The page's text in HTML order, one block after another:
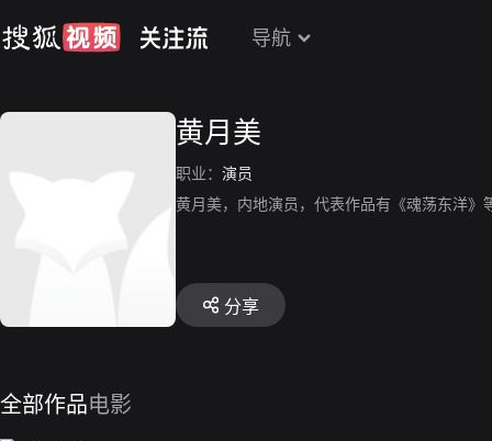
导航
黄月美
职业： 演员
黄月美，内地演员，代表作品有《魂荡东洋》
分享
全部作品电影